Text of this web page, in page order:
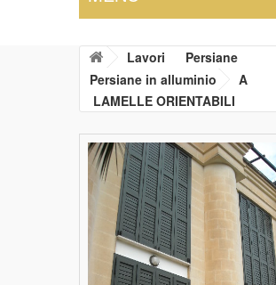
Lavori
Persiane
Persiane in alluminio
A
LAMELLE ORIENTABILI